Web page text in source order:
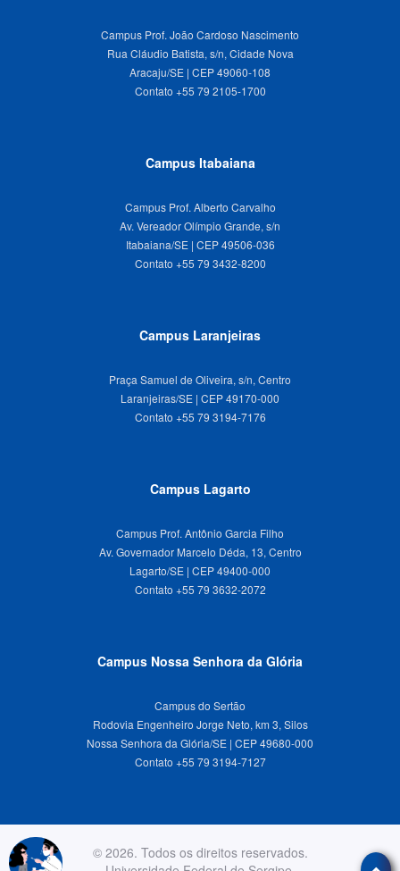
Campus Prof. João Cardoso Nascimento
Rua Cláudio Batista, s/n, Cidade Nova
Aracaju/SE | CEP 49060-108
Campus Itabaiana
Campus Prof. Alberto Carvalho
Av. Vereador Olímpio Grande, s/n
Itabaiana/SE | CEP 49506-036
Campus Laranjeiras
Praça Samuel de Oliveira, s/n, Centro
Laranjeiras/SE | CEP 49170-000
Campus Lagarto
Campus Prof. Antônio Garcia Filho
Av. Governador Marcelo Déda, 13, Centro
Lagarto/SE | CEP 49400-000
Campus Nossa Senhora da Glória
Campus do Sertão
Rodovia Engenheiro Jorge Neto, km 3, Silos
Nossa Senhora da Glória/SE | CEP 49680-000
Contato +55 79 3194-7127
© 2026. Todos os direitos reservados.